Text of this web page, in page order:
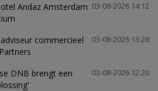
03-08-2026 14:12
Andaz Amsterdam
03-08-2026 13:28
commercieel
03-08-2026 12:20
DNB brengt een